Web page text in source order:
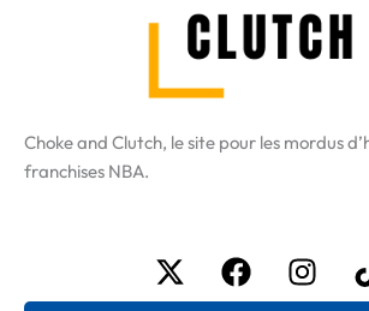
Choke and Clutch, le site pour les mordus
franchises NBA.
X-
twitter
Facebook